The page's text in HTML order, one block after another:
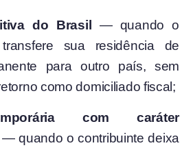
do Brasil
— quando o
transfere sua residência de
para outro país, sem
como domiciliado fiscal;
com caráter
— quando o contribuinte deixa